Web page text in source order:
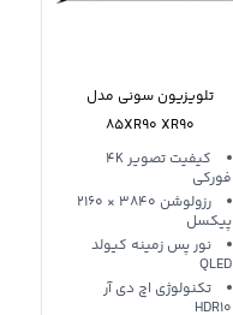
تلویزیون سونی مدل
85XR90 XR90
کیفیت تصویر 4K
فورکی
رزولوشن 3840 × 2160
پیکسل
نور پس زمینه کیولد
QLED
تکنولوژی اچ دی آر
HDR10